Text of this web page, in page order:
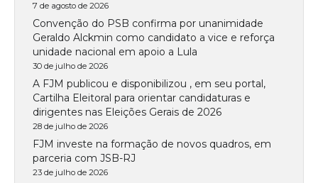
7 de agosto de 2026
Convenção do PSB confirma por unanimidade
Geraldo Alckmin como candidato a vice e reforça
unidade nacional em apoio a Lula
30 de julho de 2026
A FJM publicou e disponibilizou , em seu portal,
Cartilha Eleitoral para orientar candidaturas e
dirigentes nas Eleições Gerais de 2026
28 de julho de 2026
FJM investe na formação de novos quadros, em
parceria com JSB-RJ
23 de julho de 2026